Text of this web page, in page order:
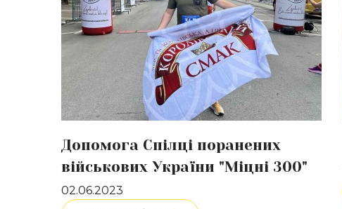
Допомога Спілці поранених
військових України "Міцні 300"
02.06.2023